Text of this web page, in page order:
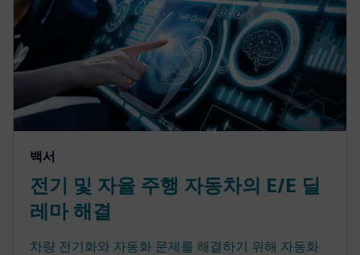
백서
전기 및 자율 주행 자동차의 E/E 딜
레마 해결
차량 전기화와 자동화 문제를 해결하기 위해 자동화